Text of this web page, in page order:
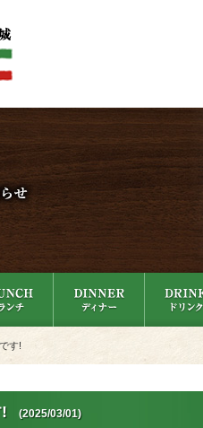
す!
(2025/03/01)